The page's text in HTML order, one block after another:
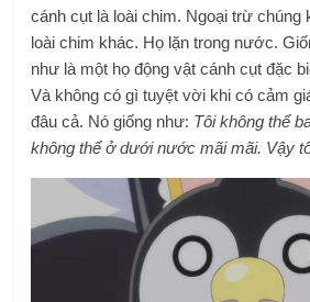
cánh cụt là loài chim. Ngoại trừ chúng
loài chim khác. Họ lặn trong nước.
như là một họ động vật cánh cụt đặc
Và không có gì tuyệt vời khi có cảm
đâu cả. Nó giống như: Tôi không thể
không thể ở dưới nước mãi mãi. Vậy